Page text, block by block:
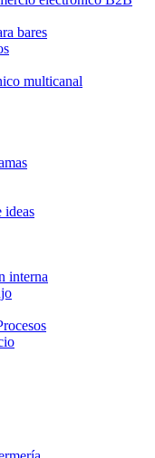
bares
multicanal
ideas
interna